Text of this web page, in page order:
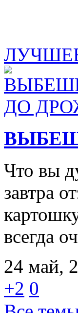
Что вы
завтра
всегда
24 май,
+2 0